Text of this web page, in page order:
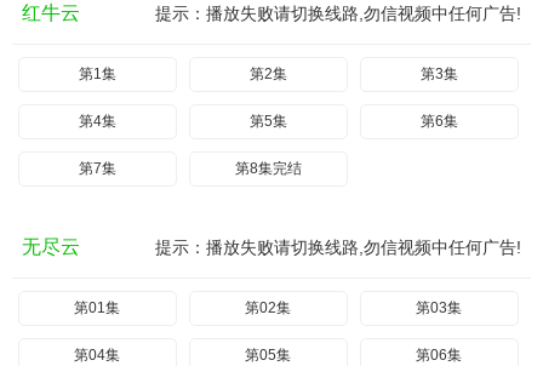
红牛云 提示：播放失败请切换线路,勿信视频中任何广告!
第1集 第2集 第3集
第4集 第5集 第6集
第7集 第8集完结
无尽云 提示：播放失败请切换线路,勿信视频中任何广告!
第01集 第02集 第03集
第04集 第05集 第06集